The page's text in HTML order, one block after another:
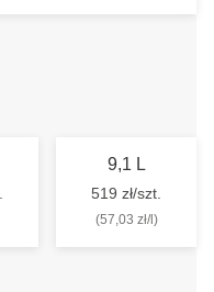
9,1 L
519 zł/szt.
(57,03 zł/l)